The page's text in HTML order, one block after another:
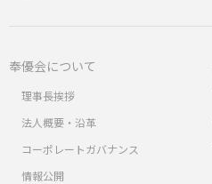
奉優会について
理事長挨拶
法人概要・沿革
コーポレートガバナンス
情報公開